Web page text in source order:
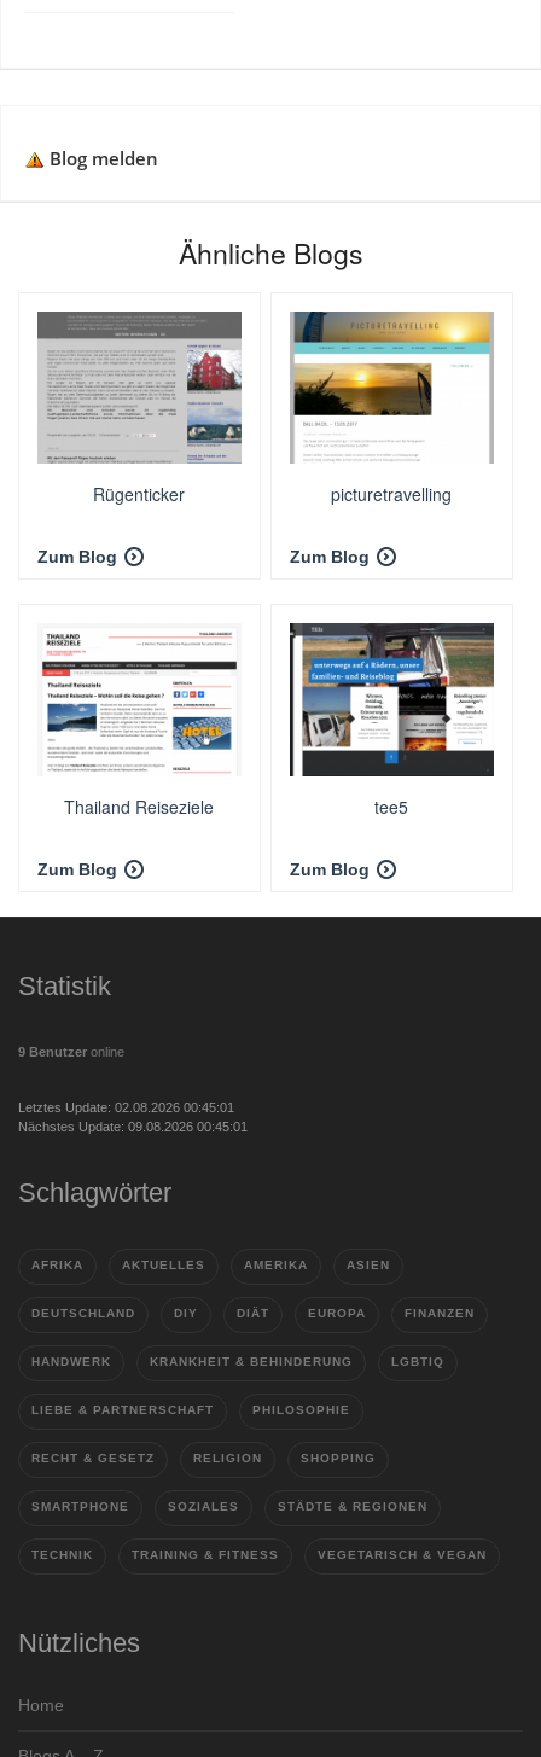
Blog melden
Ähnliche Blogs
Rügenticker
Zum Blog
picturetravelling
Zum Blog
Thailand Reiseziele
Zum Blog
tee5
Zum Blog
Statistik
9 Benutzer online
Letztes Update: 02.08.2026 00:45:01
Nächstes Update: 09.08.2026 00:45:01
Schlagwörter
AFRIKA AKTUELLES AMERIKA ASIEN
DEUTSCHLAND DIY DIÄT EUROPA FINANZEN
HANDWERK KRANKHEIT & BEHINDERUNG LGBTIQ
LIEBE & PARTNERSCHAFT PHILOSOPHIE
RECHT & GESETZ RELIGION SHOPPING
SMARTPHONE SOZIALES STÄDTE & REGIONEN
TECHNIK TRAINING & FITNESS VEGETARISCH & VEGAN
Nützliches
Home